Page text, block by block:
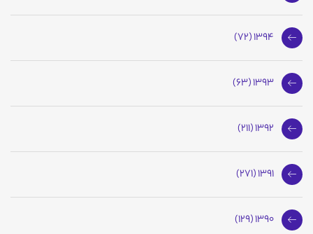
1394 (72)
1393 (63)
1392 (211)
1391 (271)
1390 (129)